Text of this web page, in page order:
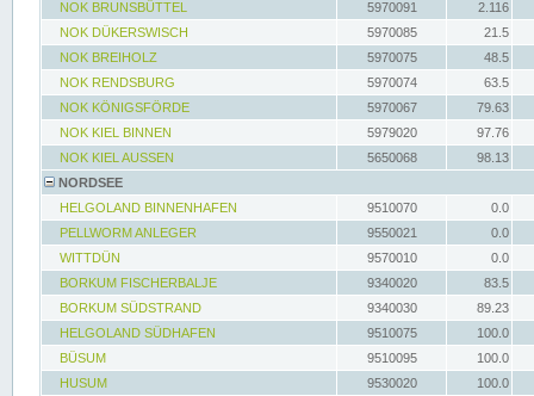
NOK BRUNSBÜTTEL
5970091
2.116
NOK DÜKERSWISCH
5970085
21.5
NOK BREIHOLZ
5970075
48.5
NOK RENDSBURG
5970074
63.5
NOK KÖNIGSFÖRDE
5970067
79.63
NOK KIEL BINNEN
5979020
97.76
NOK KIEL AUSSEN
5650068
98.13
NORDSEE
HELGOLAND BINNENHAFEN
9510070
0.0
PELLWORM ANLEGER
9550021
0.0
WITTDÜN
9570010
0.0
BORKUM FISCHERBALJE
9340020
83.5
BORKUM SÜDSTRAND
9340030
89.23
HELGOLAND SÜDHAFEN
9510075
100.0
BÜSUM
9510095
100.0
HUSUM
9530020 100.0